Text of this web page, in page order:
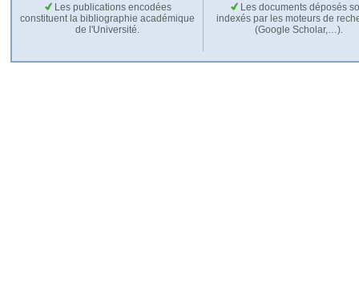
Les publications encodées
constituent la bibliographie académique
de l'Université.
Les documents déposés
indexés par les moteurs de
(Google Scholar,…).